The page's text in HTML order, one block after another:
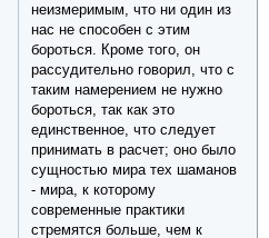
неизмеримым, что ни один из
нас не способен с этим
бороться. Кроме того, он
рассудительно говорил, что с
таким намерением не нужно
бороться, так как это
единственное, что следует
принимать в расчет; оно было
сущностью мира тех шаманов
- мира, к которому
современные практики
стремятся больше, чем к